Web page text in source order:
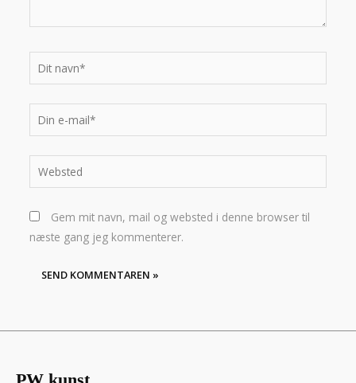
navn*
e-
mail*
Websted
Gem mit navn, mail og websted i denne browser til
næste gang jeg kommenterer.